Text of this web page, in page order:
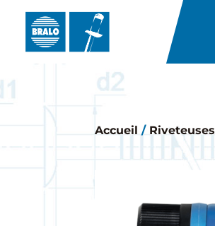
Accueil / Riveteuses